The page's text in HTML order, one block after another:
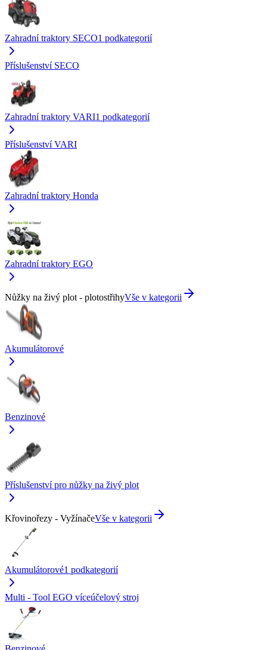
Zahradní traktory SECO1 podkategorií
Příslušenství SECO
Zahradní traktory VARI1 podkategorií
Příslušenství VARI
Zahradní traktory Honda
Zahradní traktory EGO
Nůžky na živý plot - plotostřihyVše v kategorii
Akumulátorové
Benzinové
Příslušenství pro nůžky na živý plot
Křovinořezy - VyžínačeVše v kategorii
Akumulátorové1 podkategorií
Multi - Tool EGO víceúčelový stroj